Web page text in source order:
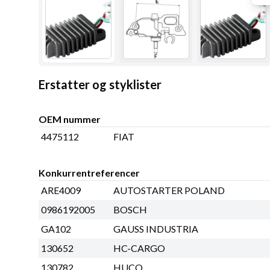
Erstatter og styklister
OEM nummer
4475112
FIAT
Konkurrentreferencer
ARE4009
AUTOSTARTER POLAND
0986192005
BOSCH
GA102
GAUSS INDUSTRIA
130652
HC-CARGO
130782
HUCO